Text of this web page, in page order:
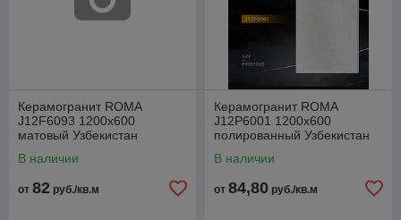
Керамогранит ROMA
J12F6093 1200x600
матовый Узбекистан
В наличии
от 82 руб./кв.м
Керамогранит ROMA
J12P6001 1200x600
полированный Узбекистан
В наличии
от 84,80 руб./кв.м